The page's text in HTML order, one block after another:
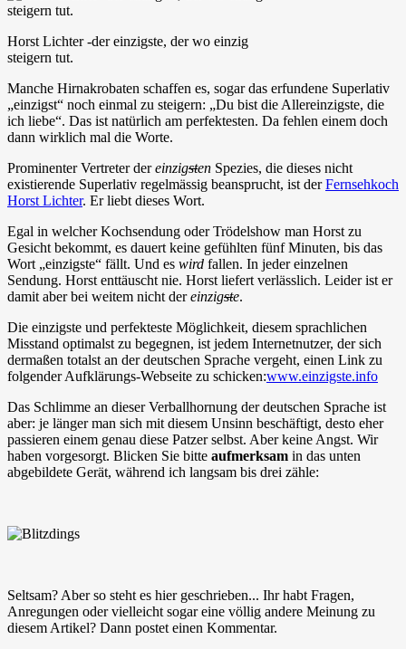
Horst Lichter -der einzigste, der wo einzig
steigern tut.
Manche Hirnakrobaten schaffen es, sogar das erfundene Superlativ
„einzigst“ noch einmal zu steigern: „Du bist die Allereinzigste, die
ich liebe“. Das ist natürlich am perfektesten. Da fehlen einem doch
dann wirklich mal die Worte.
Prominenter Vertreter dereinzigsten Spezies, die dieses nicht
existierende Superlativ regelmässig beansprucht, ist derFernsehkoch
Horst Lichter. Er liebt dieses Wort.
Egal in welcher Kochsendung oder Trödelshow man Horst zu
Gesicht bekommt, es dauert keine gefühlten fünf Minuten, bis das
Wort „einzigste“ fällt. Und es wird fallen. In jeder einzelnen
Sendung. Horst enttäuscht nie. Horst liefert verlässlich. Leider ist er
damit aber bei weitem nicht dereinzigste.
Die einzigste und perfekteste Möglichkeit, diesem sprachlichen
Misstand optimalst zu begegnen, ist jedem Internetnutzer, der sich
dermaßen totalst an der deutschen Sprache vergeht, einen Link zu
folgender Aufklärungs-Webseite zu schicken:www.einzigste.info
Das Schlimme an dieser Verballhornung der deutschen Sprache ist
aber: je länger man sich mit diesem Unsinn beschäftigt, desto eher
passieren einem genau diese Patzer selbst. Aber keine Angst. Wir
haben vorgesorgt. Blicken Sie bitte aufmerksam in das unten
abgebildete Gerät, während ich langsam bis drei zähle:
Seltsam? Aber so steht es hier geschrieben... Ihr habt Fragen,
Anregungen oder vielleicht sogar eine völlig andere Meinung zu
diesem Artikel? Dann postet einen Kommentar.